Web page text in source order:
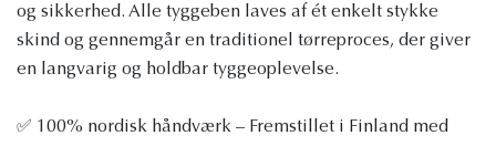
og sikkerhed. Alle tyggeben laves af ét enkelt stykke
skind og gennemgår en traditionel tørreproces, der giver
en langvarig og holdbar tyggeoplevelse.
✅ 100% nordisk håndværk – Fremstillet i Finland med